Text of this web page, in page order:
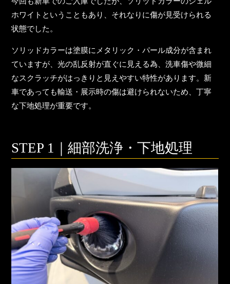
ホワイトということもあり、それなりに傷が見受けられる
状態でした。
ソリッドカラーは塗膜にメタリック・パール成分が含まれ
ていますが、光の乱反射が直ぐに見える為、洗車傷や微細
なスクラッチがはっきりと見えやすい特性があります。新
車であっても輸送・展示時の傷は避けられないため、丁寧
な下地処理が重要です。
STEP 1 ｜細部洗浄・下地処理